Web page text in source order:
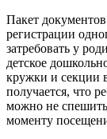
Пакет
регистрации
затребовать у
детское
кружки и секции
получается, что
можно не
моменту